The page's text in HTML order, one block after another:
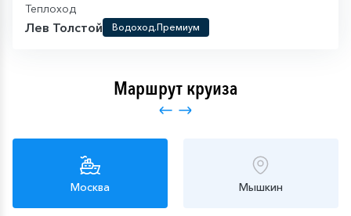
Теплоход
Лев Толстой Водоход.Премиум
Маршрут круиза
Москва Мышкин